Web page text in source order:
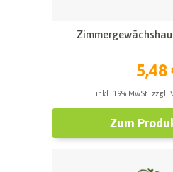
5,48
inkl. 19% MwSt. zzgl.
Zum